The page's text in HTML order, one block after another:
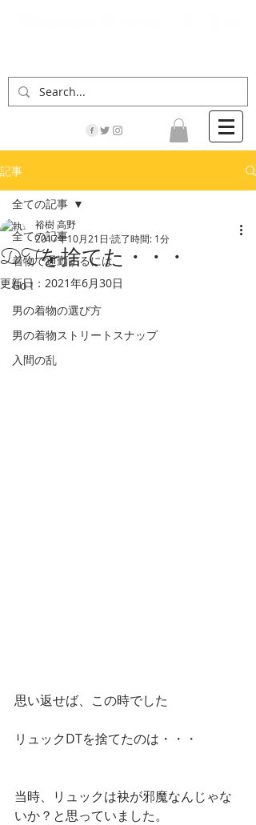
記事
全ての記事
着物で通勤するには
Go！
男の着物の選び方
男の着物ストリートスナップ
入間の乱
全ての記事
DTを捨てた・・・
裕樹 高野
2017年10月21日 読了時間: 1分
更新日： 2021年6月30日
思い返せば、この時でした
リュックDTを捨てたのは・・・
当時、リュックは袂が邪魔なんじゃな
いか？と思っていました。